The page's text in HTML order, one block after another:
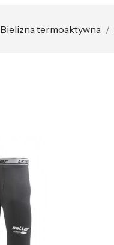
Bielizna termoaktywna